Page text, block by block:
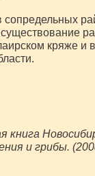
сопредельных
кряже и
книга
и грибы.